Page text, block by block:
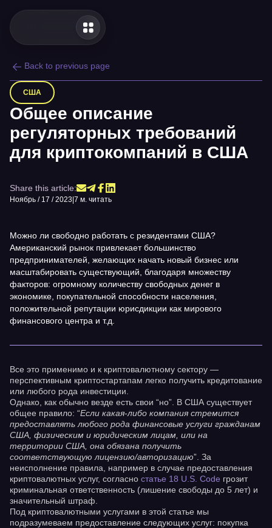
Back to previous page
США
Общее описание
регуляторных требований
для криптокомпаний в США
Share this article:
Ноябрь / 17 / 2023 7 м. читать
Можно ли свободно работать с резидентами США?
Американский рынок привлекает большинство
предпринимателей, желающих начать новый бизнес или
масштабировать существующий, благодаря множеству
факторов: огромному количеству свободных денег в
экономике, покупательной способности населения,
положительной репутации юрисдикции как мирового
финансового центра и т.д.
Все это применимо и к криптовалютному сектору —
перспективным криптостартапам легко получить кредитование
или любого рода инвестиции.
Однако, как обычно везде есть свои “но”. В США существует
общее правило: “Если какая-либо компания стремится
предоставлять любого рода финансовые услуги гражданам
США, физическим и юридическим лицам, или на
территории США, она обязана получить
соответствующую лицензию/авторизацию”. За
неисполнение правила, например в случае предоставления
криптовалютных услуг, согласно статье 18 U.S. Code грозит
криминальная ответственность (лишение свободы до 5 лет) и
значительный штраф.
Под криптовалютными услугами в этой статье мы
подразумеваем предоставление следующих услуг: покупка